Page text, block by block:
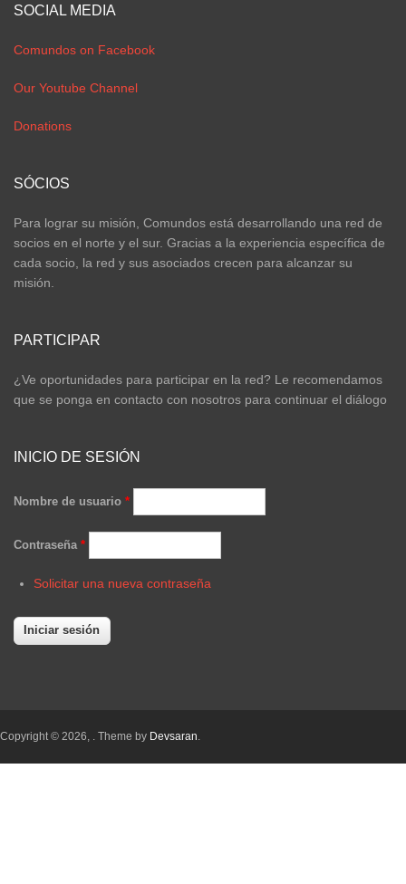
SOCIAL MEDIA
Comundos on Facebook
Our Youtube Channel
Donations
SÓCIOS
Para lograr su misión, Comundos está desarrollando una red de
socios en el norte y el sur. Gracias a la experiencia específica de
cada socio, la red y sus asociados crecen para alcanzar su
misión.
PARTICIPAR
¿Ve oportunidades para participar en la red? Le recomendamos
que se ponga en contacto con nosotros para continuar el diálogo
INICIO DE SESIÓN
Nombre de usuario *
Contraseña *
Solicitar una nueva contraseña
Copyright © 2026, . Theme by Devsaran.